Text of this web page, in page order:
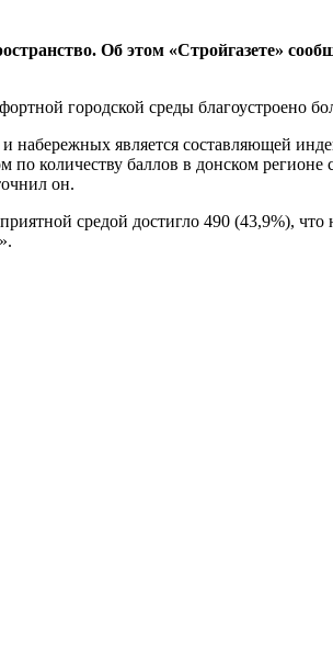
Об этом «Стройгазете»
городской среды благоустроено
является составляющей
количеству баллов в донском регионе
он.
средой достигло 490 (43,9%),